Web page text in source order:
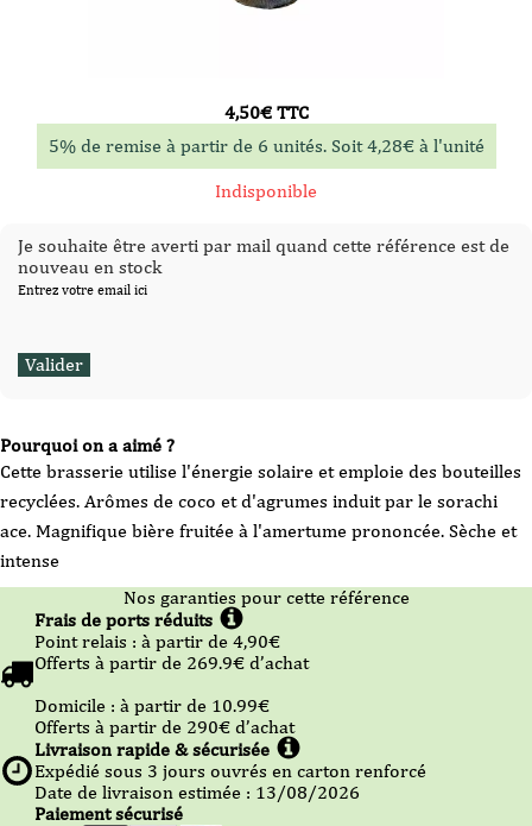
Pourquoi on a aimé ?
Cette brasserie utilise l'énergie solaire et emploie des bouteilles
recyclées. Arômes de coco et d'agrumes induit par le sorachi
ace. Magnifique bière fruitée à l'amertume prononcée. Sèche et
intense
4,50€TTC
5% de remise à partir de 6 unités. Soit4,28€à l'unité
Indisponible
Je souhaite être averti par mail quand cette référence est de
nouveau en stock
Entrez votre email ici
Nos garanties pour cette référence
Frais de ports réduits
Point relais : à partir de 4,90€
Offerts à partir de 269.9€ d’achat
Domicile : à partir de 10.99€
Offerts à partir de 290€ d’achat
Livraison rapide & sécurisée
Expédié sous 3 jours ouvrés en carton renforcé
Date de livraison estimée : 13/08/2026
Paiement sécurisé